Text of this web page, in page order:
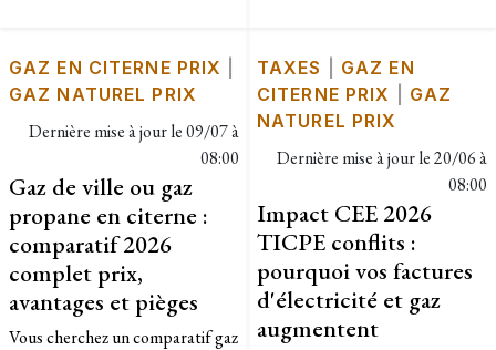
GAZ EN CITERNE PRIX
GAZ NATUREL PRIX
Dernière mise à jour le09/07 à
08:00
Gaz de ville ou gaz
propane en citerne :
comparatif 2026
complet prix,
avantages et pièges
Vous cherchez un comparatif gaz
TAXES
GAZ EN
CITERNE PRIX
GAZ
NATUREL PRIX
Dernière mise à jour le20/06 à
08:00
Impact CEE 2026
TICPE conflits :
pourquoi vos factures
d'électricité et gaz
augmentent